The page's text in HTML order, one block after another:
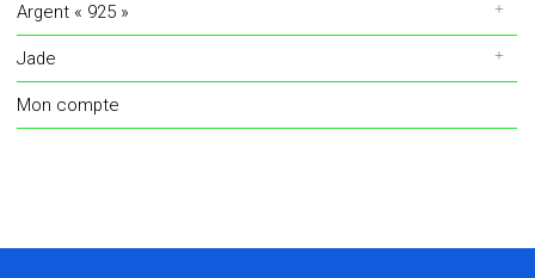
Argent « 925 »
Jade
Mon compte